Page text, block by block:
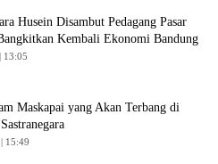
Husein Disambut Pedagang Pasar
Kembali Ekonomi Bandung
13:05
Maskapai yang Akan Terbang di
15:49